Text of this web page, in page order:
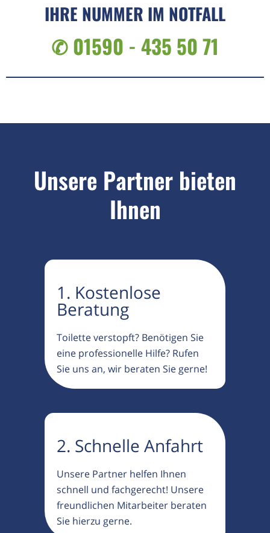
IHRE NUMMER IM NOTFALL
✆ 01590 - 435 50 71
Unsere Partner bieten
Ihnen
1. Kostenlose
Beratung
Toilette verstopft? Benötigen Sie
eine professionelle Hilfe? Rufen
Sie uns an, wir beraten Sie gerne!
2. Schnelle Anfahrt
Unsere Partner helfen Ihnen
schnell und fachgerecht! Unsere
freundlichen Mitarbeiter beraten
Sie hierzu gerne.